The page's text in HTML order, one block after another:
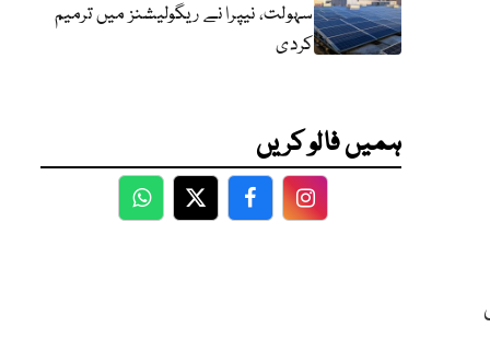
سہولت، نیپرا نے ریگولیشنز میں ترمیم
کردی
ہمیں فالو کریں
WhatsApp
TwitterFacebookFacebook